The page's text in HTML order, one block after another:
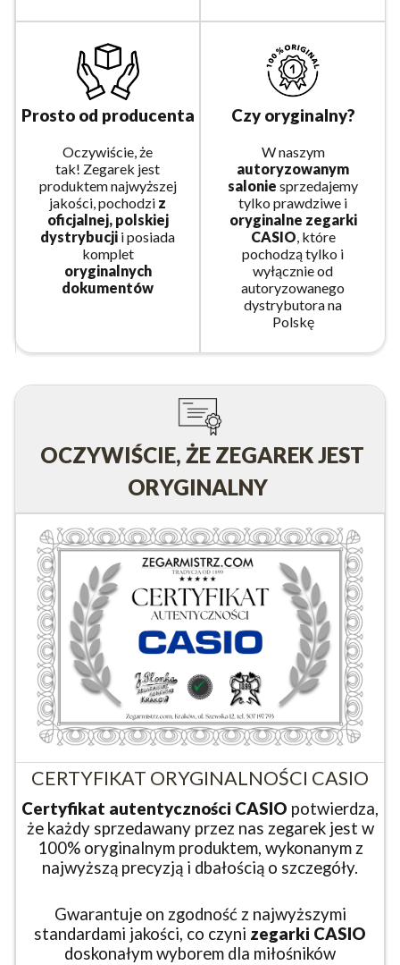
Prosto od producenta
Oczywiście, że
tak! Zegarek jest
produktem najwyższej
jakości, pochodzi z
oficjalnej, polskiej
dystrybucji i posiada
komplet
oryginalnych
dokumentów
Czy oryginalny?
W naszym
autoryzowanym
salonie sprzedajemy
tylko prawdziwe i
oryginalne zegarki
CASIO, które
pochodzą tylko i
wyłącznie od
autoryzowanego
dystrybutora na
Polskę
OCZYWIŚCIE, ŻE ZEGAREK JEST
ORYGINALNY
CERTYFIKAT ORYGINALNOŚCI CASIO
Certyfikat autentyczności CASIO potwierdza,
że każdy sprzedawany przez nas zegarek jest w
100% oryginalnym produktem, wykonanym z
najwyższą precyzją i dbałością o szczegóły.
Gwarantuje on zgodność z najwyższymi
standardami jakości, co czyni zegarki CASIO
doskonałym wyborem dla miłośników